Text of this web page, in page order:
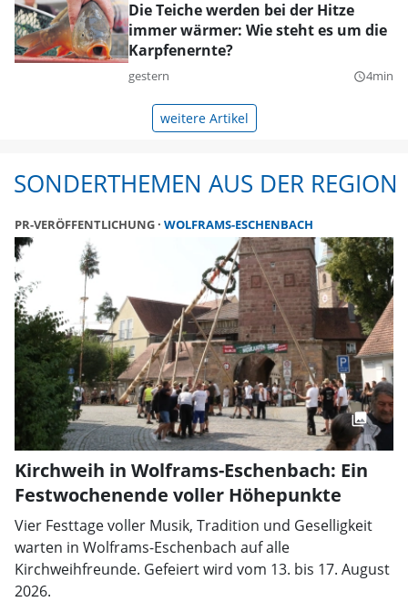
Die Teiche werden bei der Hitze
immer wärmer: Wie steht es um die
Karpfenernte?
gestern query_builder4min
weitere Artikel
SONDERTHEMEN AUS DER REGION
PR-VERÖFFENTLICHUNG WOLFRAMS-ESCHENBACH
Kirchweih in Wolframs-Eschenbach: Ein
Festwochenende voller Höhepunkte
Vier Festtage voller Musik, Tradition und Geselligkeit
warten in Wolframs-Eschenbach auf alle
Kirchweihfreunde. Gefeiert wird vom 13. bis 17. August
2026.